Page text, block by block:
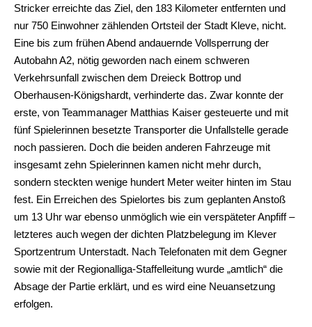
Stricker erreichte das Ziel, den 183 Kilometer entfernten und
nur 750 Einwohner zählenden Ortsteil der Stadt Kleve, nicht.
Eine bis zum frühen Abend andauernde Vollsperrung der
Autobahn A2, nötig geworden nach einem schweren
Verkehrsunfall zwischen dem Dreieck Bottrop und
Oberhausen-Königshardt, verhinderte das. Zwar konnte der
erste, von Teammanager Matthias Kaiser gesteuerte und mit
fünf Spielerinnen besetzte Transporter die Unfallstelle gerade
noch passieren. Doch die beiden anderen Fahrzeuge mit
insgesamt zehn Spielerinnen kamen nicht mehr durch,
sondern steckten wenige hundert Meter weiter hinten im Stau
fest. Ein Erreichen des Spielortes bis zum geplanten Anstoß
um 13 Uhr war ebenso unmöglich wie ein verspäteter Anpfiff –
letzteres auch wegen der dichten Platzbelegung im Klever
Sportzentrum Unterstadt. Nach Telefonaten mit dem Gegner
sowie mit der Regionalliga-Staffelleitung wurde „amtlich“ die
Absage der Partie erklärt, und es wird eine Neuansetzung
erfolgen.